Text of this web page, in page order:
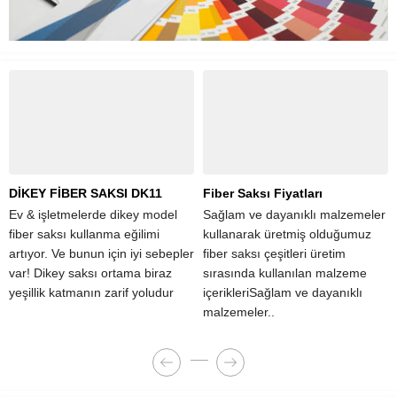
DİKEY FİBER SAKSI DK11
Ev & işletmelerde dikey model
fiber saksı kullanma eğilimi
artıyor. Ve bunun için iyi sebepler
var! Dikey saksı ortama biraz
yeşillik katmanın zarif yoludur
Fiber Saksı Fiyatları
Sağlam ve dayanıklı malzemeler
kullanarak üretmiş olduğumuz
fiber saksı çeşitleri üretim
sırasında kullanılan malzeme
içerikleriSağlam ve dayanıklı
malzemeler..